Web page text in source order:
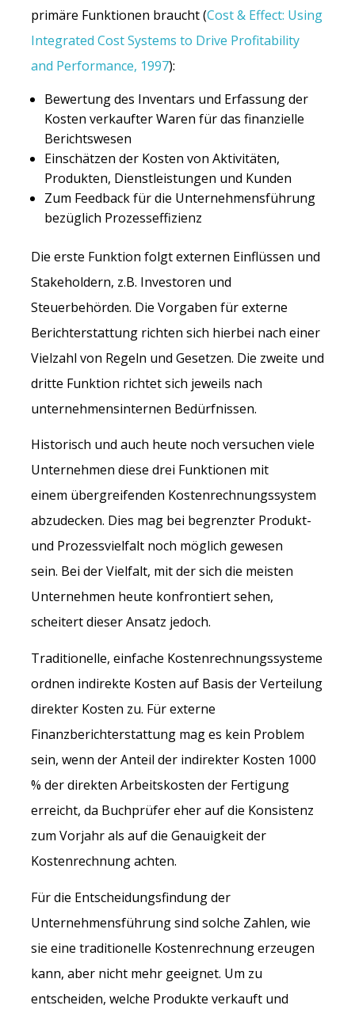
primäre Funktionen braucht (Cost & Effect: Using
Integrated Cost Systems to Drive Profitability
and Performance, 1997):
Bewertung des Inventars und Erfassung der
Kosten verkaufter Waren für das finanzielle
Berichtswesen
Einschätzen der Kosten von Aktivitäten,
Produkten, Dienstleistungen und Kunden
Zum Feedback für die Unternehmensführung
bezüglich Prozesseffizienz
Die erste Funktion folgt externen Einflüssen und
Stakeholdern, z.B. Investoren und
Steuerbehörden. Die Vorgaben für externe
Berichterstattung richten sich hierbei nach einer
Vielzahl von Regeln und Gesetzen. Die zweite und
dritte Funktion richtet sich jeweils nach
unternehmensinternen Bedürfnissen.
Historisch und auch heute noch versuchen viele
Unternehmen diese drei Funktionen mit
einem übergreifenden Kostenrechnungssystem
abzudecken. Dies mag bei begrenzter Produkt-
und Prozessvielfalt noch möglich gewesen
sein. Bei der Vielfalt, mit der sich die meisten
Unternehmen heute konfrontiert sehen,
scheitert dieser Ansatz jedoch.
Traditionelle, einfache Kostenrechnungssysteme
ordnen indirekte Kosten auf Basis der Verteilung
direkter Kosten zu. Für externe
Finanzberichterstattung mag es kein Problem
sein, wenn der Anteil der indirekter Kosten 1000
% der direkten Arbeitskosten der Fertigung
erreicht, da Buchprüfer eher auf die Konsistenz
zum Vorjahr als auf die Genauigkeit der
Kostenrechnung achten.
Für die Entscheidungsfindung der
Unternehmensführung sind solche Zahlen, wie
sie eine traditionelle Kostenrechnung erzeugen
kann, aber nicht mehr geeignet. Um zu
entscheiden, welche Produkte verkauft und